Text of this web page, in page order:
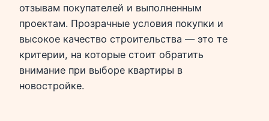
отзывам покупателей и выполненным
проектам. Прозрачные условия покупки и
высокое качество строительства — это те
критерии, на которые стоит обратить
внимание при выборе квартиры в
новостройке.